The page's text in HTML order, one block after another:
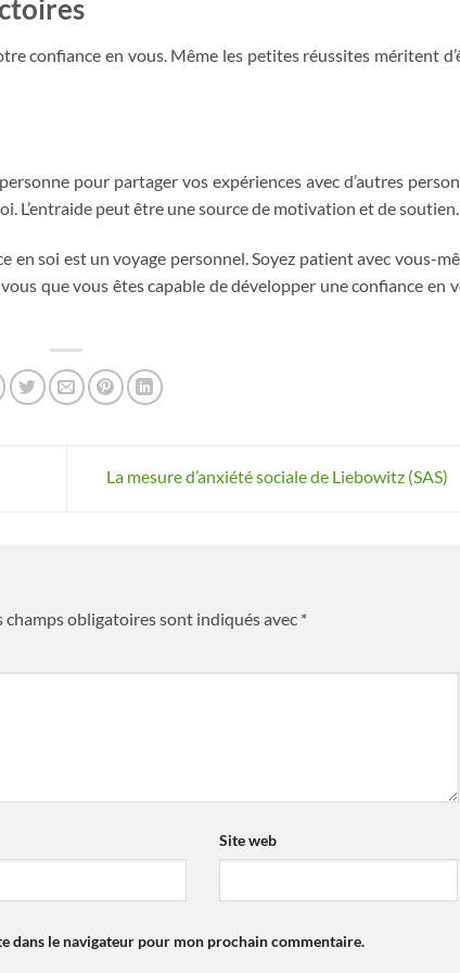
confiance en vous. Même les petites réussites méritent
pour partager vos expériences avec d’autres
L’entraide peut être une source de motivation et de soutien.
en soi est un voyage personnel. Soyez patient avec vous-
que vous êtes capable de développer une confiance en
La mesure d’anxiété sociale de Liebowitz (SAS)
champs obligatoires sont indiqués avec *
Site web
dans le navigateur pour mon prochain commentaire.